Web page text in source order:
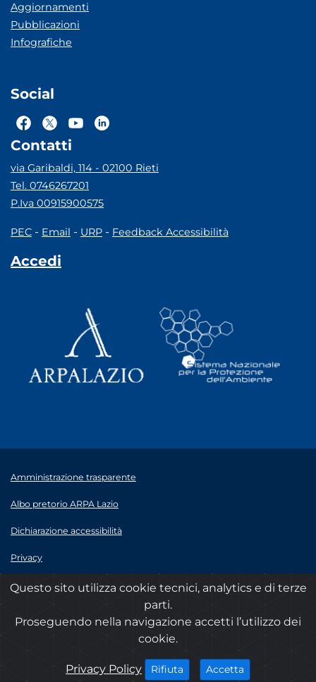
Aggiornamenti
Pubblicazioni
Infografiche
Social
Contatti
via Garibaldi, 114 - 02100 Rieti
Tel. 0746267201
P.Iva 00915900575
PEC - Email - URP - Feedback Accessibilità
Accedi
Amministrazione trasparente
Albo pretorio ARPA Lazio
Dichiarazione accessibilità
Privacy
Note legali
© 2020 ARPA Lazio - P.Iva 00915900575
Questo sito utilizza cookie tecnici, analytics e di terze
parti.
Proseguendo nella navigazione accetti l’utilizzo dei
cookie.
Privacy Policycookies
Rifiuta i cookiesAccetta